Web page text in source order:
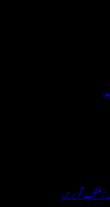
/ منتخب تحریریں